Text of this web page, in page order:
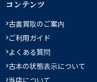
コンテンツ
古書買取のご案内
ご利用ガイド
よくある質問
古本の状態表示について
当店について